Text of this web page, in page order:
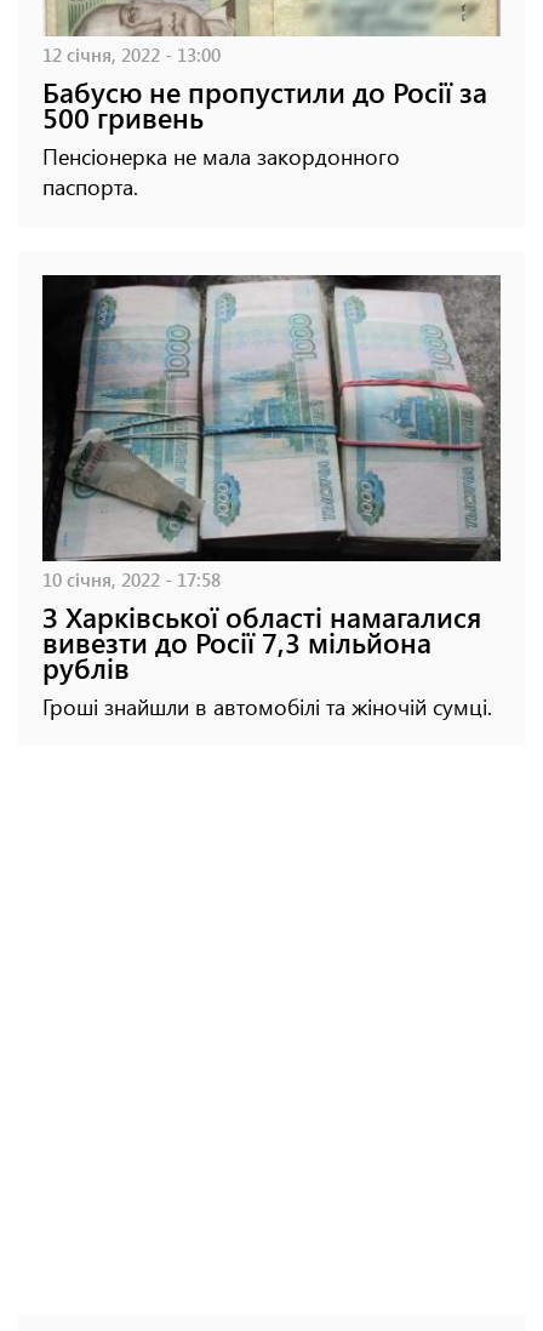
12 січня, 2022 - 13:00
Бабусю не пропустили до Росії за
500 гривень
Пенсіонерка не мала закордонного
паспорта.
10 січня, 2022 - 17:58
З Харківської області намагалися
вивезти до Росії 7,3 мільйона
рублів
Гроші знайшли в автомобілі та жіночій сумці.